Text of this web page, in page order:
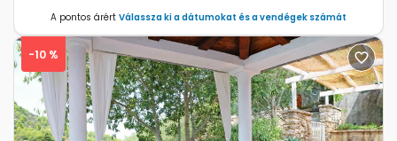
A pontos árért Válassza ki a dátumokat és a vendégek számát
-10 %